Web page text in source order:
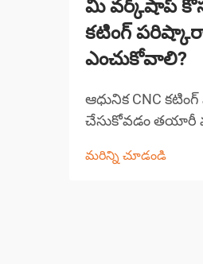
మీ వర్క్‌షాప్
కటింగ్
ఎంచుకోవాలి?
ఆధునిక CNC
చేసుకోవడం తయారీ
విప్లవాత్మక మార్పు
మరిన్ని చూడండి